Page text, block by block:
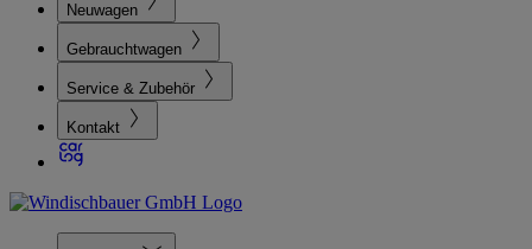
Neuwagen
Gebrauchtwagen
Service & Zubehör
Kontakt